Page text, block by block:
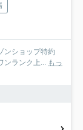
ンショップ特約
ランク上...
もっ